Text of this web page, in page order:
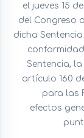
el jueves 15
del Congreso
dicha
Sentencia,
artículo 160
para las
efectos